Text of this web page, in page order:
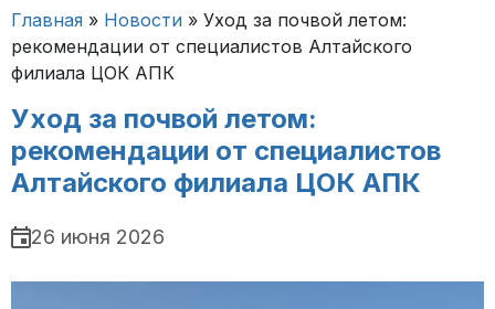
Главная » Новости » Уход за почвой летом:
рекомендации от специалистов Алтайского
филиала ЦОК АПК
Уход за почвой летом:
рекомендации от специалистов
Алтайского филиала ЦОК АПК
26 июня 2026